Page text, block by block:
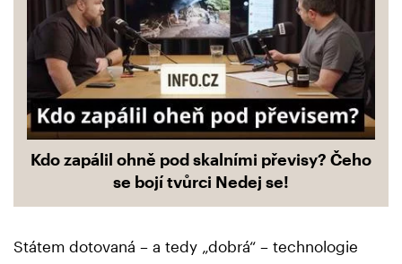
Kdo zapálil ohně pod skalními převisy? Čeho
se bojí tvůrci Nedej se!
Státem dotovaná – a tedy „dobrá“ – technologie